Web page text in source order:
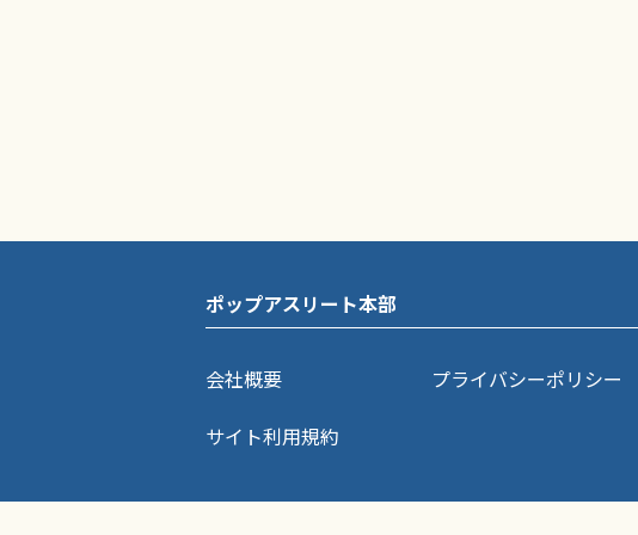
ポップアスリート本部
会社概要 プライバシーポリシー
サイト利用規約